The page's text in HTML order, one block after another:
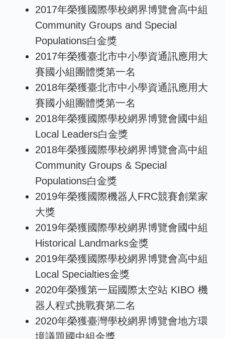
2017年榮獲國際學校網界博覽會高中組
Community Groups and Special
Populations白金獎
2017年榮獲臺北市中小學資通訊應用大
賽國小組團體獎第一名
2018年榮獲臺北市中小學資通訊應用大
賽國小組團體獎第一名
2018年榮獲國際學校網界博覽會國中組
Local Leaders白金獎
2018年榮獲國際學校網界博覽會高中組
Community Groups & Special
Populations白金獎
2019年榮獲國際機器人FRC競賽創業家
大獎
2019年榮獲國際學校網界博覽會國中組
Historical Landmarks金獎
2019年榮獲國際學校網界博覽會高中組
Local Specialties金獎
2020年榮獲第一屆國際太空站 KIBO 機
器人程式挑戰賽第二名
2020年榮獲臺灣學校網界博覽會地方環
境議題國中組金獎